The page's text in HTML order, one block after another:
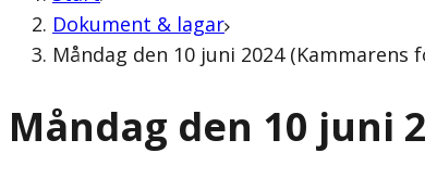
Dokument & lagar
Måndag den 10 juni 2024 (Kammarens
Måndag den 10 juni